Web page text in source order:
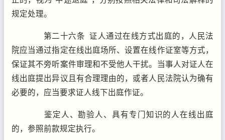
规定处理。
第二十六条 证人通过在线方式出庭的，人民法
院应当通过指定在线出庭场所、设置在线作证室等方式，
保证其不旁听案件审理和不受他人干扰。当事人对证人在
线出庭提出异议且有合理理由的，或者人民法院认为确有
必要的，应当要求证人线下出庭作证。
鉴定人、勘验人、具有专门知识的人在线出庭
的，参照前款规定执行。